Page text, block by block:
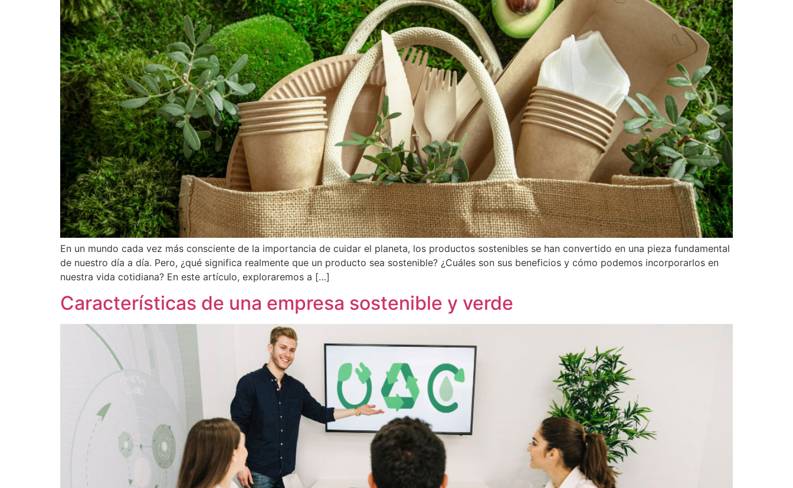
En un mundo cada vez más consciente de la importancia de cuidar el planeta, los productos sostenibles se han convertido en una pieza fundamental
de nuestro día a día. Pero, ¿qué significa realmente que un producto sea sostenible? ¿Cuáles son sus beneficios y cómo podemos incorporarlos en
nuestra vida cotidiana? En este artículo, exploraremos a […]
Características de una empresa sostenible y verde